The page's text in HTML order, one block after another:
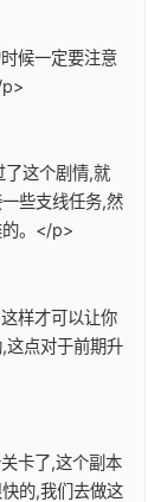
候一定要注意
p>
这个剧情,就
些支线任务,然
的。</p>
样才可以让你
这点对于前期升
卡了,这个副本
的,我们去做这